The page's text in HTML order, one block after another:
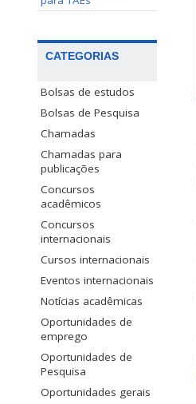
CATEGORIAS
Bolsas de estudos
Bolsas de Pesquisa
Chamadas
Chamadas para
publicações
Concursos
acadêmicos
Concursos
internacionais
Cursos internacionais
Eventos internacionais
Notícias acadêmicas
Oportunidades de
emprego
Oportunidades de
Pesquisa
Oportunidades gerais